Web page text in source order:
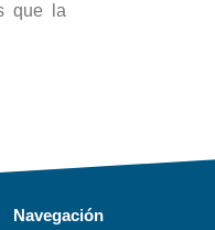
que la
Navegación